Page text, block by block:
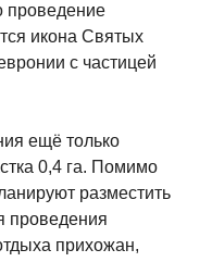
проведение
икона Святых
с частицей
ещё только
0,4 га. Помимо
разместить
проведения
прихожан,